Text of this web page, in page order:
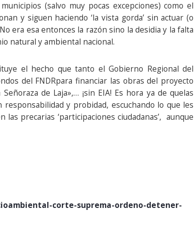
(salvo muy pocas excepciones) como el
y siguen haciendo ‘la vista gorda’ sin actuar (o
era esa entonces la razón sino la desidia y la falta
natural y ambiental nacional.
el hecho que tanto el Gobierno Regional del
del FNDRpara financiar las obras del proyecto
de Laja»,… ¡sin EIA! Es hora ya de quelas
y probidad, escuchando lo que les
precarias ‘participaciones ciudadanas’, aunque
corte-suprema-ordeno-detener-